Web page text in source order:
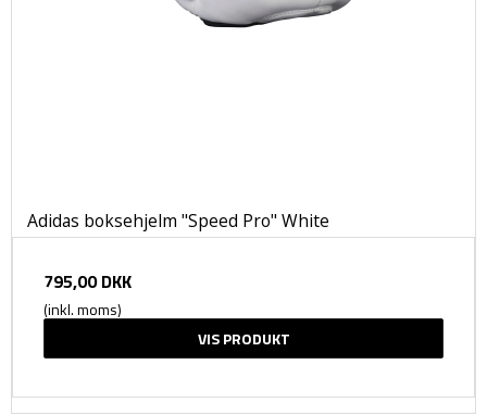
Adidas boksehjelm "Speed Pro" White
795,00 DKK
(inkl. moms)
VIS PRODUKT